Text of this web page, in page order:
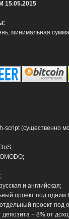
15.05.2015
минимальная
script (существенно
и английская;
проект под одним
проект под
+ 8% от